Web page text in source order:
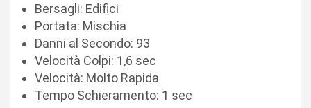
Bersagli: Edifici
Portata: Mischia
Danni al Secondo: 93
Velocità Colpi: 1,6 sec
Velocità: Molto Rapida
Tempo Schieramento: 1 sec